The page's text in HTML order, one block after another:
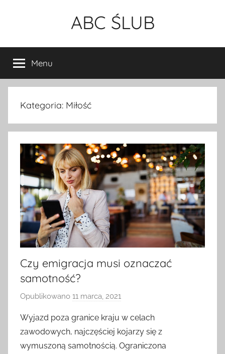
ABC ŚLUB
Menu
Kategoria: Miłość
Czy emigracja musi oznaczać
samotność?
Opublikowano 11 marca, 2021
z
e
z
Wyjazd poza granice kraju w celach
zawodowych, najczęściej kojarzy się z
wymuszoną samotnością. Ograniczona